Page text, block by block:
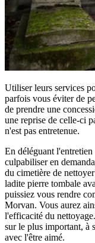
Utiliser leurs services
parfois vous éviter de
de prendre une
une reprise de celle-ci
n'est pas entretenue.
En déléguant
culpabiliser en
du cimetière de
ladite pierre tombale
puissiez vous rendre
Morvan. Vous aurez
l'efficacité du
sur le plus important, à
avec l'être aimé.